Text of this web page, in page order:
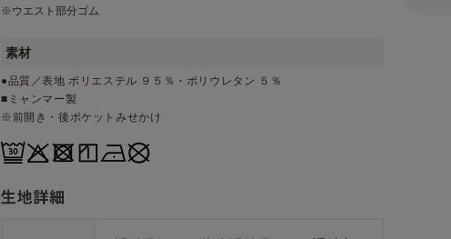
※ウエスト部分ゴム
素材
●品質／表地 ポリエステル ９５％・ポリウレタン ５％
■ミャンマー製
※前開き・後ポケットみせかけ